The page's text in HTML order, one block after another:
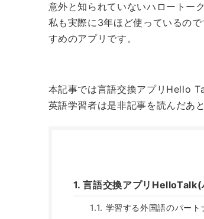
意外と知られていないハロートー
私も実際に3年ほど使っているの
すめのアプリです。
本記事では言語交換アプリHello
英語学習者は是非記事を読んだあ
言語交換アプリ
学習する外国語のパート